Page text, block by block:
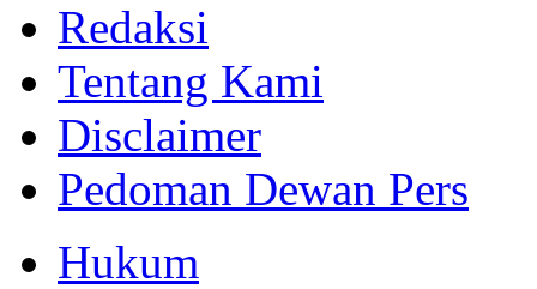
Redaksi
Tentang Kami
Disclaimer
Pedoman Dewan Pers
Hukum